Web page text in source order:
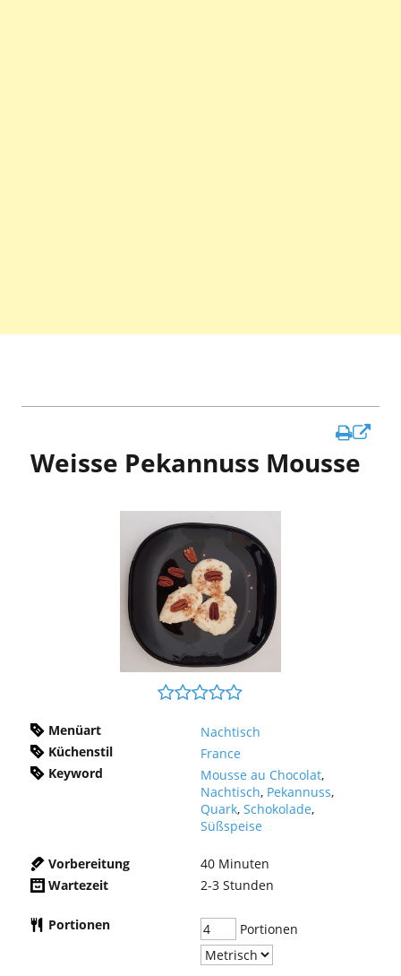
Weisse Pekannuss Mousse
Menüart
Nachtisch
Küchenstil
France
Keyword
Mousse au Chocolat,
Nachtisch, Pekannuss,
Quark, Schokolade,
Süßspeise
Vorbereitung 40 Minuten
Wartezeit
2-3 Stunden
Portionen Portionen